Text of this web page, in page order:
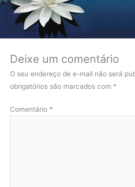
Deixe um comentário
O seu endereço de e-mail não será
obrigatórios são marcados com *
Comentário *